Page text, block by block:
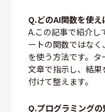
Q.どのAI関数を使え
A.この記事で紹介
ートの関数ではな
を使う方法です。
文章で指示し、結
付けて整えます。
Q.プログラミング